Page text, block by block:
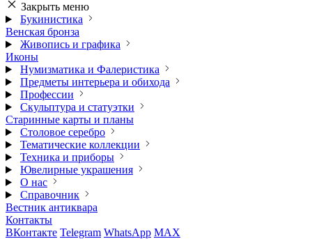
Закрыть меню
Букинистика
Венская бронза
Живопись и графика
Иконы
Нумизматика и Фалеристика
Предметы интерьера и обихода
Профессии
Скульптура и статуэтки
Старинные карты и планы
Столовое серебро
Тематические коллекции
Техника и приборы
Ювелирные украшения
О нас
Справочник
Вестник антиквара
Контакты
ВКонтакте Telegram WhatsApp MAX